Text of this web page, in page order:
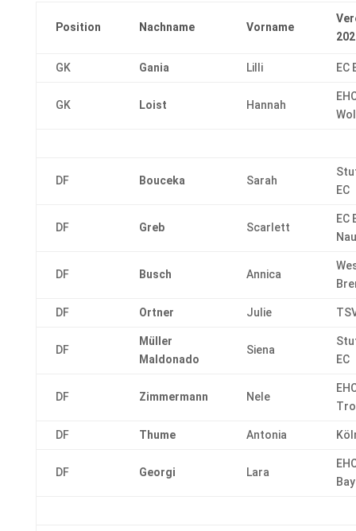
Position Nachname Vorname
GK Gania Lilli EC
GK Loist Hannah
DF Bouceka Sarah
EC
DF Greb Scarlett
EC
DF Busch Annica
DF Ortner Julie
DF
Müller
Maldonado
Siena
EC
DF Zimmermann Nele
DF Thume Antonia
DF Georgi Lara